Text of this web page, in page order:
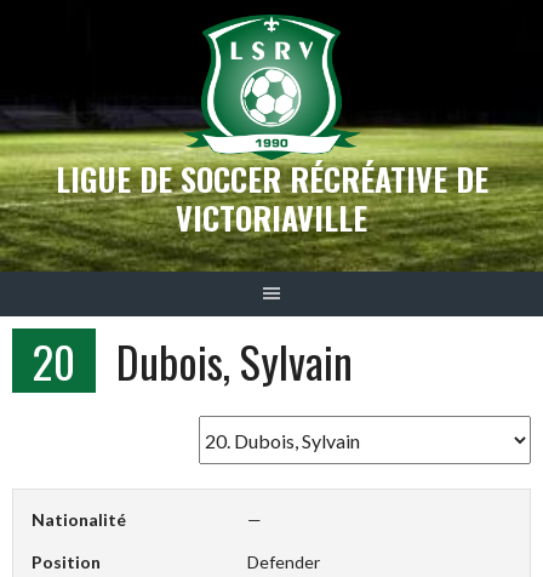
LIGUE DE SOCCER RÉCRÉATIVE DE
VICTORIAVILLE
20 Dubois, Sylvain
Nationalité —
Position Defender